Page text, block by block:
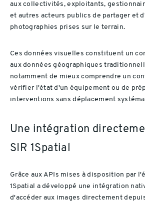
aux collectivités, exploitants,
et autres acteurs publics de partager et
photographies prises sur le terrain.
Ces données visuelles constituent un
aux données géographiques
notamment de mieux comprendre un
vérifier l'état d'un équipement ou de
interventions sans déplacement
Une intégration
SIR 1Spatial
Grâce aux APIs mises à disposition par
1Spatial a développé une intégration
d'accéder aux images directement